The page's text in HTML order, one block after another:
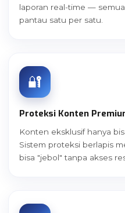
laporan real-time —
pantau satu per satu.
🔐
Proteksi Konten
Konten eksklusif hanya
Sistem proteksi berlapis
bisa "jebol" tanpa akses